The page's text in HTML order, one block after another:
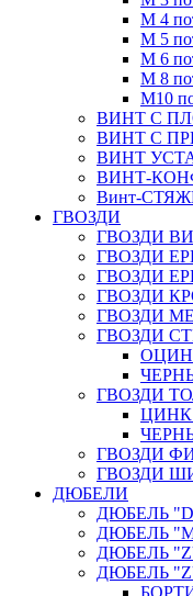
М 4
М 5
М 6
М 8
М10
ВИНТ С
ВИНТ С
ВИНТ
ВИНТ-
Винт-
ГВОЗДИ
ГВОЗДИ
ГВОЗДИ
ГВОЗДИ
ГВОЗДИ
ГВОЗДИ
ГВОЗДИ
ГВОЗДИ
ЦИНК
ГВОЗДИ
ГВОЗДИ
ДЮБЕЛИ
ДЮБЕЛЬ
ДЮБЕЛЬ
ДЮБЕЛЬ
ДЮБЕЛЬ